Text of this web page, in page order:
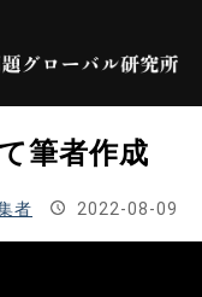
筆者作成
者 2022-08-09